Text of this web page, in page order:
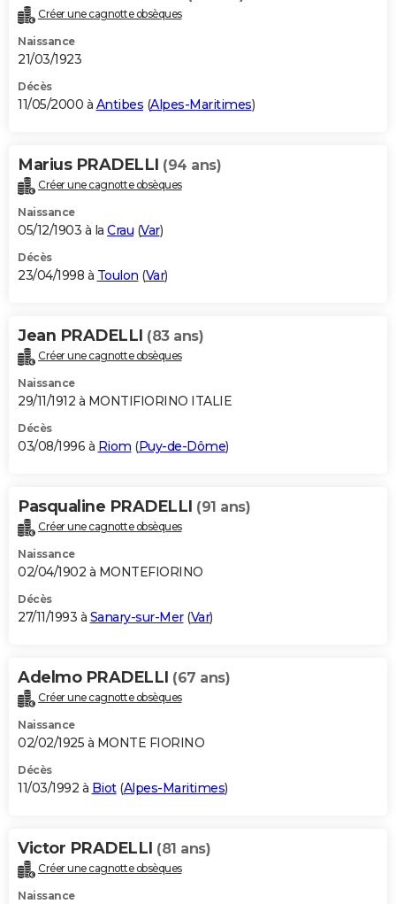
Créer une cagnotte obsèques
Naissance
21/03/1923
Décès
11/05/2000 à Antibes (Alpes-Maritimes)
Marius PRADELLI (94 ans)
Créer une cagnotte obsèques
Naissance
05/12/1903 à la Crau (Var)
Décès
23/04/1998 à Toulon (Var)
Jean PRADELLI (83 ans)
Créer une cagnotte obsèques
Naissance
29/11/1912 à MONTIFIORINO ITALIE
Décès
03/08/1996 à Riom (Puy-de-Dôme)
Pasqualine PRADELLI (91 ans)
Créer une cagnotte obsèques
Naissance
02/04/1902 à MONTEFIORINO
Décès
27/11/1993 à Sanary-sur-Mer(Var)
Adelmo PRADELLI (67 ans)
Créer une cagnotte obsèques
Naissance
02/02/1925 à MONTE FIORINO
Décès
11/03/1992 à Biot(Alpes-Maritimes)
Victor PRADELLI (81 ans)
Créer une cagnotte obsèques
Naissance